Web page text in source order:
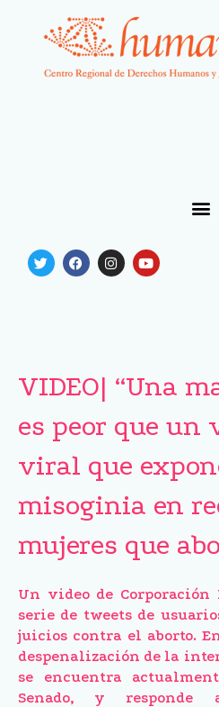
VIDEO| “Una
es peor que un
viral que
misoginia en
mujeres que
Un video de
serie de tweets de
juicios contra el aborto.
despenalización de la
se encuentra
Senado, y responde